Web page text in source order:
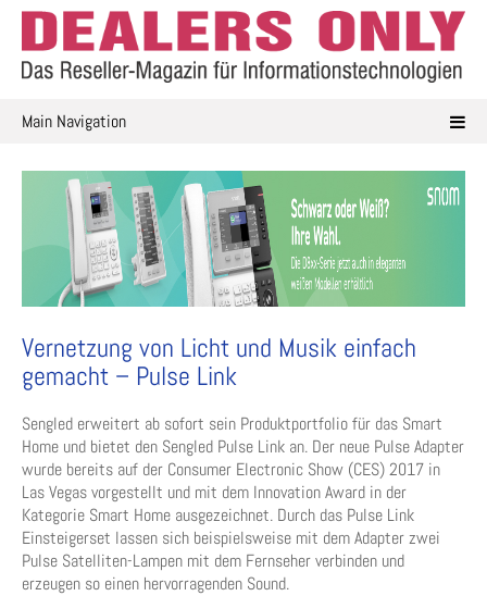
Skip
content
Main Navigation
Vernetzung von Licht und Musik einfach
gemacht – Pulse Link
Sengled erweitert ab sofort sein Produktportfolio für das Smart
Home und bietet den Sengled Pulse Link an. Der neue Pulse Adapter
wurde bereits auf der Consumer Electronic Show (CES) 2017 in
Las Vegas vorgestellt und mit dem Innovation Award in der
Kategorie Smart Home ausgezeichnet. Durch das Pulse Link
Einsteigerset lassen sich beispielsweise mit dem Adapter zwei
Pulse Satelliten-Lampen mit dem Fernseher verbinden und
erzeugen so einen hervorragenden Sound.